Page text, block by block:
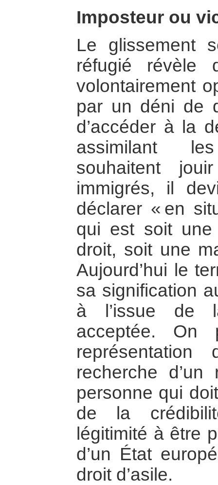
Imposteur ou
Le glissement
réfugié révèle
volontairement
par un déni de
d’accéder à la
assimilant
souhaitent
immigrés, il
déclarer « en
qui est soit
droit, soit une
Aujourd’hui le
sa signification
à l’issue de
acceptée.
représentation
recherche
personne qui
de la
légitimité à être
d’un État
droit d’asile.